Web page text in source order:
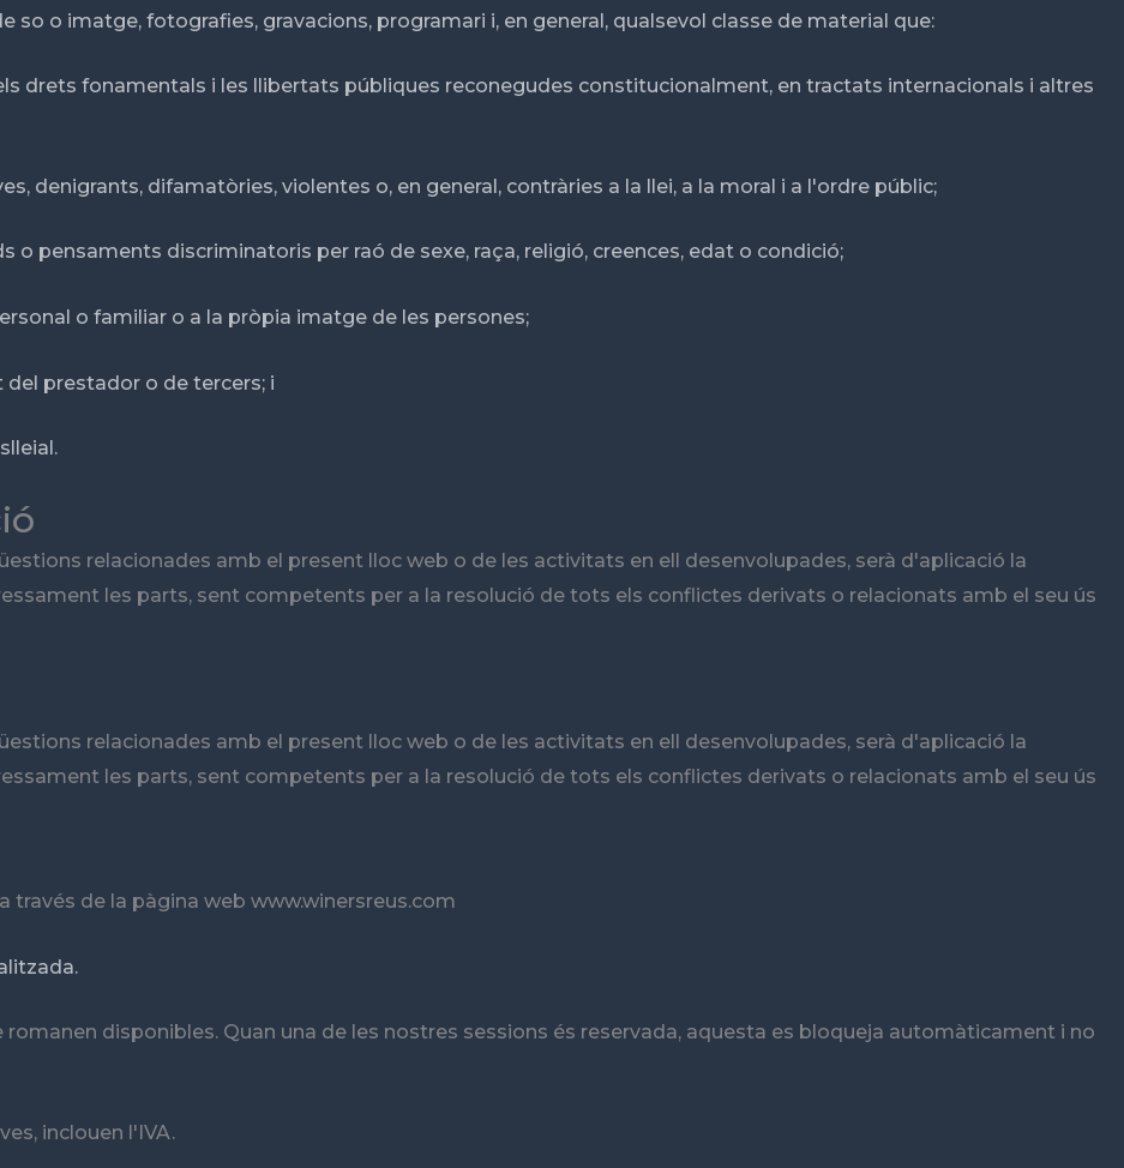
so o imatge, fotografies, gravacions, programari i, en general, qualsevol classe de material que:
drets fonamentals i les llibertats públiques reconegudes constitucionalment, en tractats internacionals i altres
denigrants, difamatòries, violentes o, en general, contràries a la llei, a la moral i a l'ordre públic;
o pensaments discriminatoris per raó de sexe, raça, religió, creences, edat o condició;
o familiar o a la pròpia imatge de les persones;
prestador o de tercers; i
relacionades amb el present lloc web o de les activitats en ell desenvolupades, serà d'aplicació la
les parts, sent competents per a la resolució de tots els conflictes derivats o relacionats amb el seu ús
relacionades amb el present lloc web o de les activitats en ell desenvolupades, serà d'aplicació la
les parts, sent competents per a la resolució de tots els conflictes derivats o relacionats amb el seu ús
través de la pàgina web www.winersreus.com
disponibles. Quan una de les nostres sessions és reservada, aquesta es bloqueja automàticament i no
inclouen l'IVA.